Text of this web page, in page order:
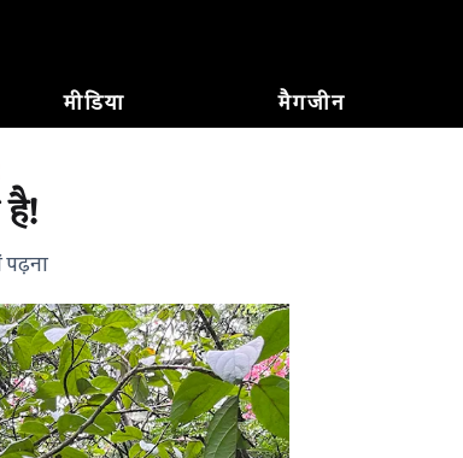
मीडिया मैगजीन